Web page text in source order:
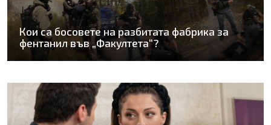
Кои са босовете на разбитата фабрика за
фентанил във „Факултета“?